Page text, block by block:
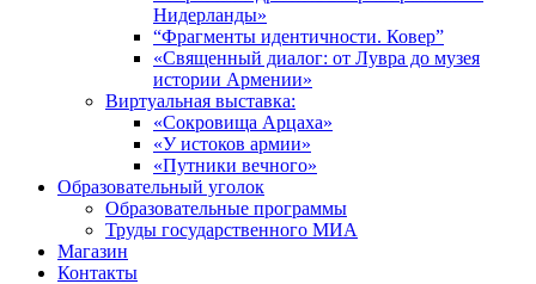
Нидерланды»
“Фрагменты идентичности. Ковер”
«Священный диалог: от Лувра до музея
истории Армении»
Виртуальная выставка:
«Сокровища Арцаха»
«У истоков армии»
«Путники вечного»
Образовательный уголок
Образовательные программы
Труды государственного МИА
Магазин
Контакты